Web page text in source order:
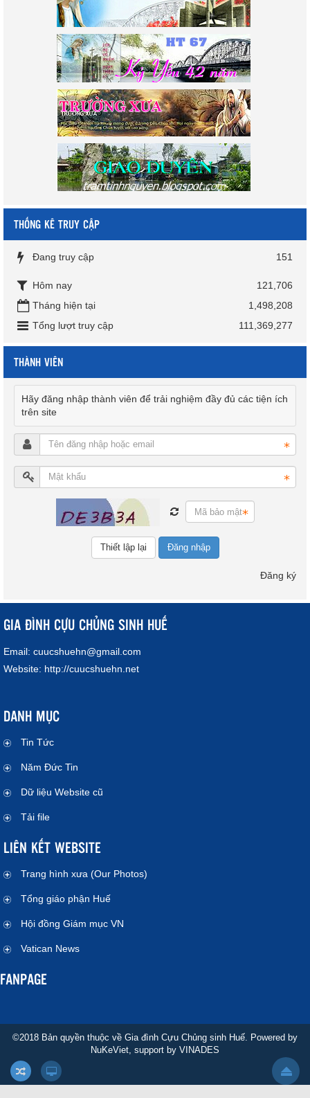
THỐNG KÊ TRUY CẬP
Đang truy cập 151
Hôm nay
121,706
Tháng hiện tại
1,498,208
Tổng lượt truy cập
111,369,277
THÀNH VIÊN
Hãy đăng nhập thành viên để trải nghiệm đầy đủ các tiện ích
trên site
Đăng nhập
Đăng ký
GIA ĐÌNH CỰU CHỦNG SINH HUẾ
Email: cuucshuehn@gmail.com
Website: http://cuucshuehn.net
DANH MỤC
Tin Tức
Năm Đức Tin
Dữ liệu Website cũ
Tải file
LIÊN KẾT WEBSITE
Trang hình xưa (Our Photos)
Tổng giáo phận Huế
Hội đồng Giám mục VN
Vatican News
FANPAGE
©2018 Bản quyền thuộc về Gia đình Cựu Chủng sinh Huế. Powered by
NuKeViet , support by VINADES